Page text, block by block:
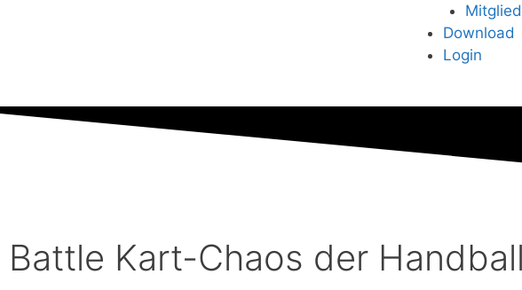
Download
Login
Battle Kart-Chaos der